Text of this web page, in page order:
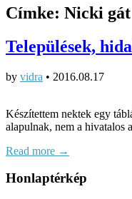
Címke: Nicki gát
Települések,
by vidra • 2016.08.17
Készítettem nektek egy
alapulnak, nem a hivatalos
Read more →
Honlaptérkép